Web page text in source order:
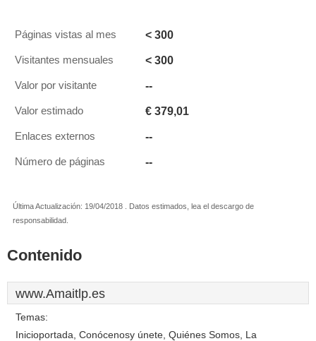
Páginas vistas al mes < 300
Visitantes mensuales < 300
Valor por visitante --
Valor estimado € 379,01
Enlaces externos --
Número de páginas --
Última Actualización: 19/04/2018 . Datos estimados, lea el descargo de
responsabilidad.
Contenido
www.Amaitlp.es
Temas:
Inicioportada, Conócenosy únete, Quiénes Somos, La